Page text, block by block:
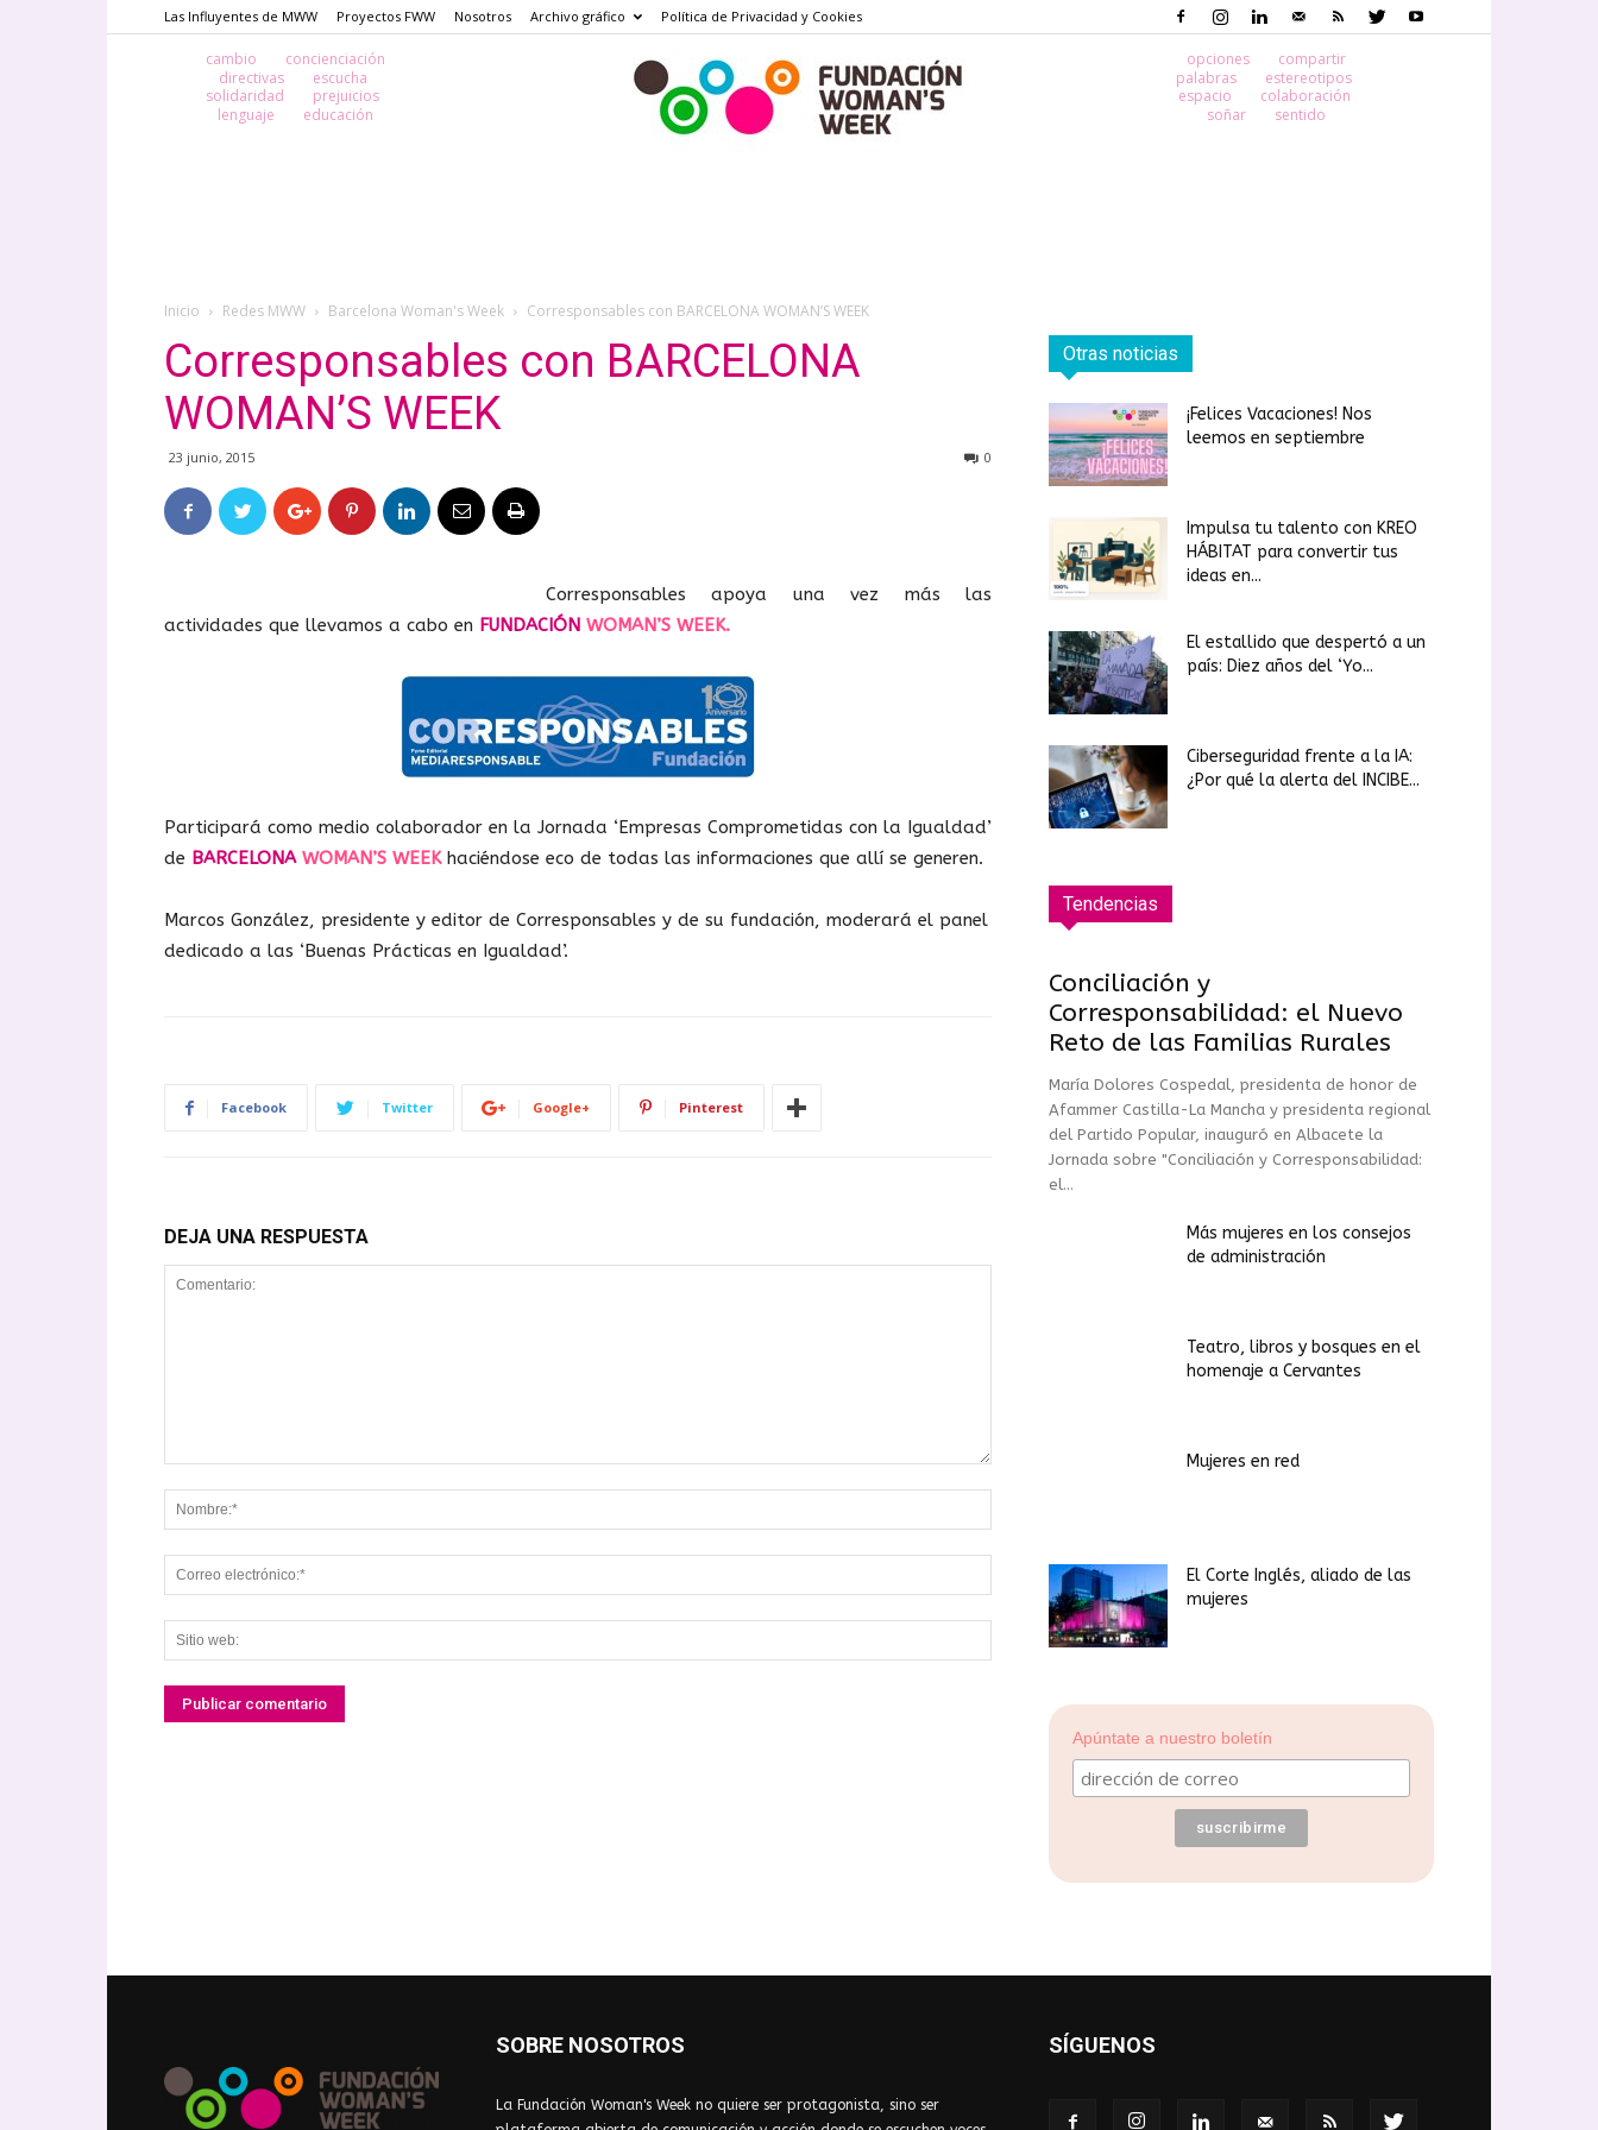
Las Influyentes de MWW Proyectos FWW Nosotros Archivo gráfico Política de Privacidad y Cookies
cambio
concienciación
directivas
escucha
solidaridad
prejuicios
lenguaje
educación
opciones
compartir
palabras
estereotipos
espacio
colaboración
soñar
sentido
Inicio Redes MWW Barcelona Woman's Week Corresponsables con BARCELONA WOMAN’S WEEK
Corresponsables con BARCELONA
WOMAN’S WEEK
23 junio, 2015 0
Corresponsables apoya una vez más las
actividades que llevamos a cabo en FUNDACIÓN WOMAN’S WEEK.
Participará como medio colaborador en la Jornada ‘Empresas Comprometidas con la Igualdad’
de BARCELONA WOMAN’S WEEK haciéndose eco de todas las informaciones que allí se generen.
Marcos González, presidente y editor de Corresponsables y de su fundación, moderará el panel
dedicado a las ‘Buenas Prácticas en Igualdad’.
Facebook Twitter Google+ Pinterest
DEJA UNA RESPUESTA
Otras noticias
¡Felices Vacaciones! Nos
leemos en septiembre
Impulsa tu talento con KREO
HÁBITAT para convertir tus
ideas en...
El estallido que despertó a un
país: Diez años del ‘Yo...
Ciberseguridad frente a la IA:
¿Por qué la alerta del INCIBE...
Tendencias
Conciliación y
Corresponsabilidad: el Nuevo
Reto de las Familias Rurales
María Dolores Cospedal, presidenta de honor de
Afammer Castilla-La Mancha y presidenta regional
del Partido Popular, inauguró en Albacete la
Jornada sobre "Conciliación y Corresponsabilidad:
el...
Más mujeres en los consejos
de administración
Teatro, libros y bosques en el
homenaje a Cervantes
Mujeres en red
El Corte Inglés, aliado de las
mujeres
Apúntate a nuestro boletín
SOBRE NOSOTROS
La Fundación Woman's Week no quiere ser protagonista, sino ser
SÍGUENOS